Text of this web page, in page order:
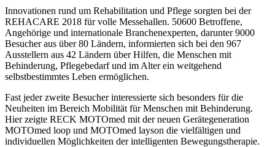
Innovationen rund um Rehabilitation und Pflege sorgten bei der
REHACARE 2018 für volle Messehallen. 50600 Betroffene,
Angehörige und internationale Branchenexperten, darunter 9000
Besucher aus über 80 Ländern, informierten sich bei den 967
Ausstellern aus 42 Ländern über Hilfen, die Menschen mit
Behinderung, Pflegebedarf und im Alter ein weitgehend
selbstbestimmtes Leben ermöglichen.
Fast jeder zweite Besucher interessierte sich besonders für die
Neuheiten im Bereich Mobilität für Menschen mit Behinderung.
Hier zeigte RECK MOTOmed mit der neuen Gerätegeneration
MOTOmed loop und MOTOmed layson die vielfältigen und
individuellen Möglichkeiten der intelligenten Bewegungstherapie.